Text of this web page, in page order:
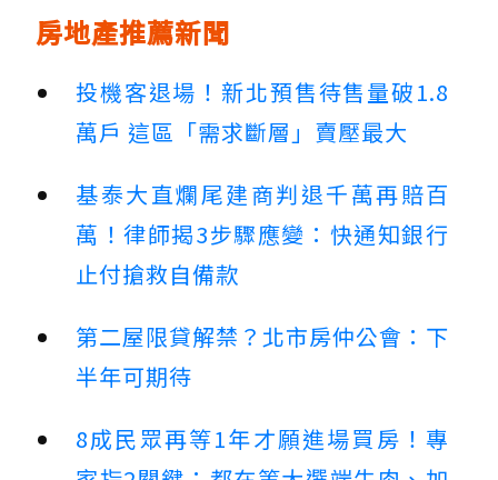
房地產推薦新聞
投機客退場！新北預售待售量破1.8
萬戶 這區「需求斷層」賣壓最大
基泰大直爛尾建商判退千萬再賠百
萬！律師揭3步驟應變：快通知銀行
止付搶救自備款
第二屋限貸解禁？北市房仲公會：下
半年可期待
8成民眾再等1年才願進場買房！專